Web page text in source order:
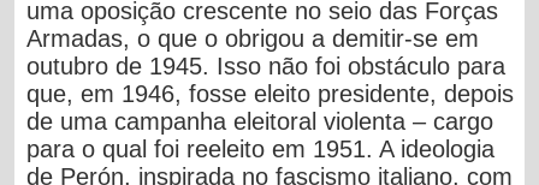
uma oposição crescente no seio das Forças
Armadas, o que o obrigou a demitir-se em
outubro de 1945. Isso não foi obstáculo para
que, em 1946, fosse eleito presidente, depois
de uma campanha eleitoral violenta – cargo
para o qual foi reeleito em 1951. A ideologia
de Perón, inspirada no fascismo italiano, com